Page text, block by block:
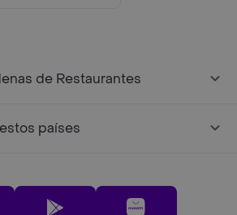
de Restaurantes
países